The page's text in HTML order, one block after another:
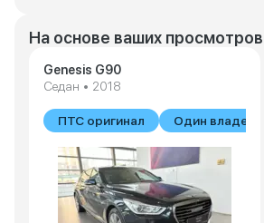
На основе ваших просмотров
Genesis G90
Седан • 2018
ПТС оригинал Один владелец